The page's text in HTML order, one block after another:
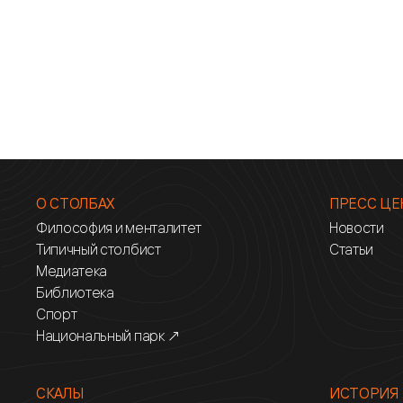
О СТОЛБАХ
Философия и менталитет
Типичный столбист
Медиатека
Библиотека
Спорт
Национальный парк ↗
ПРЕСС
Новости
Статьи
СКАЛЫ ИСТОРИЯ